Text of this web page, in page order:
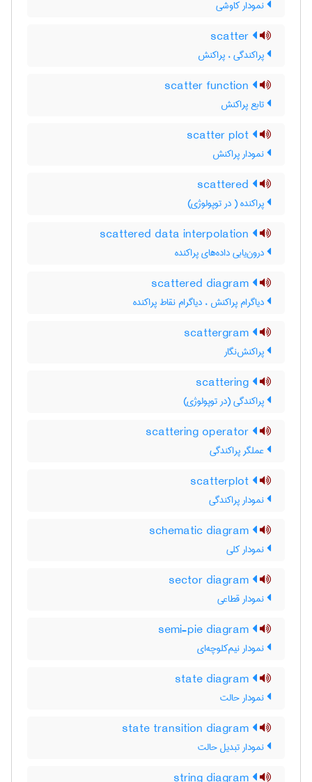
نمودار کاوشی
پراکندگی ، پراکنش
تابع پراکنش
نمودار پراکنش
پراکنده ( در توپولوژی)
درون‌یابی داده‌های پراکنده
دیاگرام پراکنش ، دیاگرام نقاط پراکنده
پراکنش‌نگار
پراکندگی (در توپولوژی)
عملگر پراکندگی
نمودار پراکندگی
نمودار کلی
نمودار قطاعی
نمودار نیم‌کلوچه‌ای
نمودار حالت
نمودار تبدیل حالت